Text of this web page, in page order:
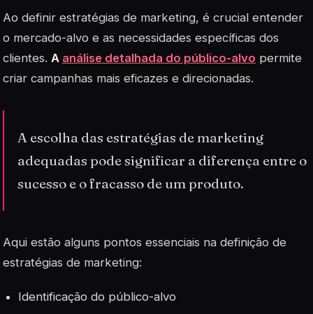
Ao definir estratégias de marketing, é crucial entender
o mercado-alvo e as necessidades específicas dos
clientes. A análise detalhada do público-alvo permite
criar campanhas mais eficazes e direcionadas.
A escolha das estratégias de marketing
adequadas pode significar a diferença entre o
sucesso e o fracasso de um produto.
Aqui estão alguns pontos essenciais na definição de
estratégias de marketing:
Identificação do público-alvo